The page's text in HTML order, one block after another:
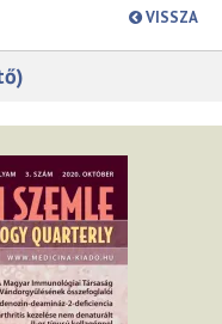
VISSZA